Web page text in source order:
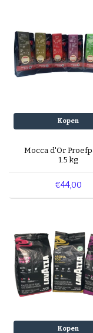
Kopen
Mocca d'Or
1.5 kg
€44,00
Kopen